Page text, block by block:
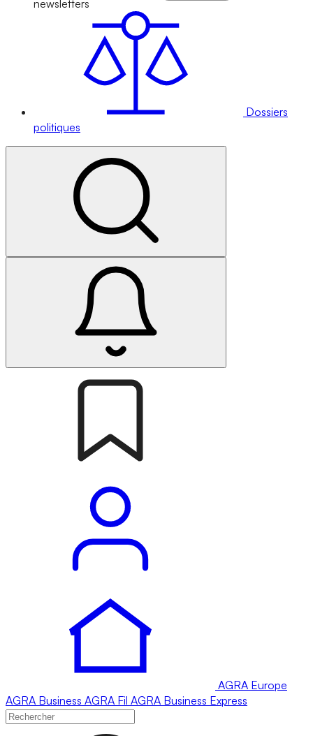
newsletters
Dossiers
politiques
AGRA Europe
AGRA Business AGRA Fil AGRA Business Express